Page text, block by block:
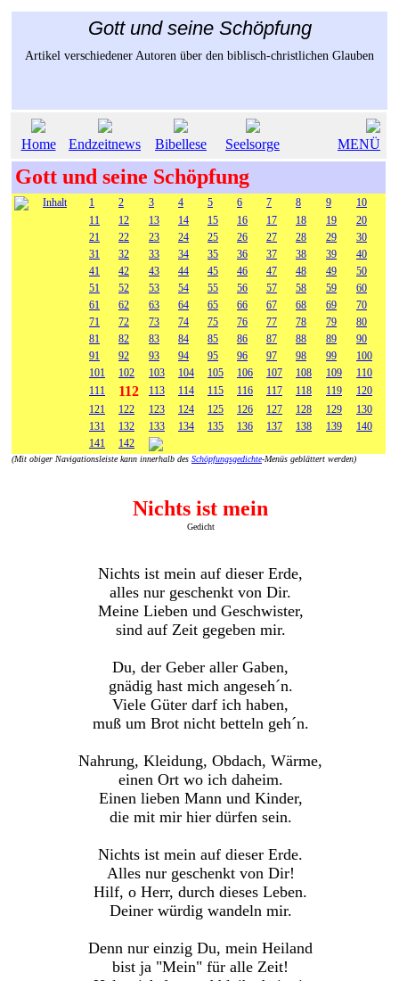
Gott und seine Schöpfung
Artikel verschiedener Autoren über den biblisch-christlichen Glauben
Home Endzeitnews Bibellese Seelsorge MENÜ
Gott und seine Schöpfung
Inhalt 1 2 3 4 5 6 7 8 9
10
11
12 13 14 15 16 17 18 19
20
21
22 23 24 25 26 27 28 29
30
31
32 33 34 35 36 37 38 39
40
41
42 43 44 45 46 47 48 49
50
51
52 53 54 55 56 57 58 59
60
61
62 63 64 65 66 67 68 69
70
71
72 73 74 75 76 77 78 79
80
81
82 83 84 85 86 87 88 89
90
91
92 93 94 95 96 97 98 99
100
101
102 103 104 105 106 107 108 109
110
111
112 113 114 115 116 117 118 119
120
121
122 123 124 125 126 127 128 129
130
131
132 133 134 135 136 137 138 139
140
141
142
(Mit obiger Navigationsleiste kann innerhalb des Schöpfungsgedichte-Menüs geblättert werden)
Nichts ist mein
Gedicht
Nichts ist mein auf dieser Erde,
alles nur geschenkt von Dir.
Meine Lieben und Geschwister,
sind auf Zeit gegeben mir.
Du, der Geber aller Gaben,
gnädig hast mich angeseh´n.
Viele Güter darf ich haben,
muß um Brot nicht betteln geh´n.
Nahrung, Kleidung, Obdach, Wärme,
einen Ort wo ich daheim.
Einen lieben Mann und Kinder,
die mit mir hier dürfen sein.
Nichts ist mein auf dieser Erde.
Alles nur geschenkt von Dir!
Hilf, o Herr, durch dieses Leben.
Deiner würdig wandeln mir.
Denn nur einzig Du, mein Heiland
bist ja "Mein" für alle Zeit!